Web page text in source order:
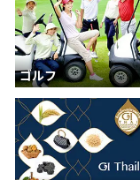
ゴルフ